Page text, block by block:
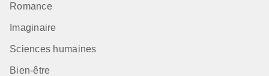
Romance
Imaginaire
Sciences humaines
Bien-être